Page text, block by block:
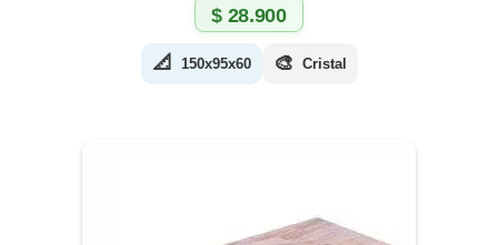
$28.900
📐 150x95x60 🎨 Cristal